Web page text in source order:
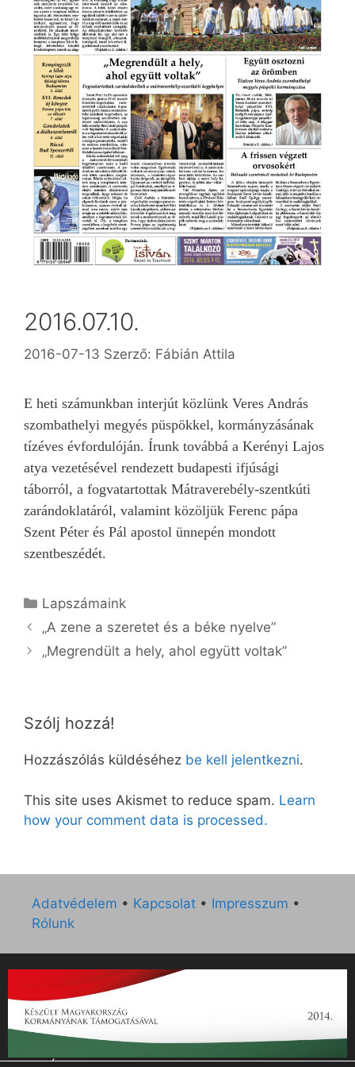
2016.07.10.
2016-07-13 Szerző: Fábián Attila
E heti számunkban interjút közlünk Veres András
szombathelyi megyés püspökkel, kormányzásának
tízéves évfordulóján. Írunk továbbá a Kerényi Lajos
atya vezetésével rendezett budapesti ifjúsági
táborról, a fogvatartottak Mátraverebély-szentkúti
zarándoklatáról, valamint közöljük Ferenc pápa
Szent Péter és Pál apostol ünnepén mondott
szentbeszédét.
Kategória
Lapszámaink
„A zene a szeretet és a béke nyelve”
„Megrendült a hely, ahol együtt voltak”
Szólj hozzá!
Hozzászólás küldéséhez be kell jelentkezni.
This site uses Akismet to reduce spam. Learn
how your comment data is processed.
Adatvédelem • Kapcsolat • Impresszum •
Rólunk